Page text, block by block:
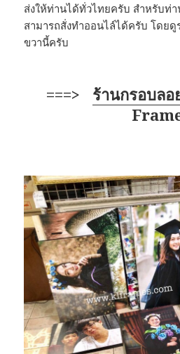
ส่งให้ท่านได้ทั่วไทยครับ สำหรับท่
สามารถสั่งทำออนไล์ได้ครับ โดย
ขวานี้ครับ
===> ร้านกรอบลอ